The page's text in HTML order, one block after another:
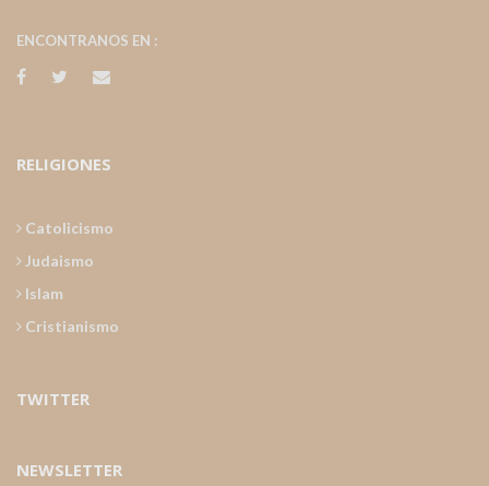
ENCONTRANOS EN :
RELIGIONES
Catolicismo
Judaismo
Islam
Cristianismo
TWITTER
NEWSLETTER